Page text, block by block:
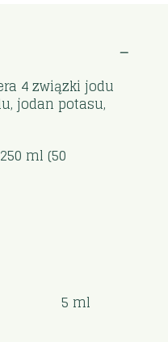
4 związki jodu
jodan potasu,
ml (50
5 ml